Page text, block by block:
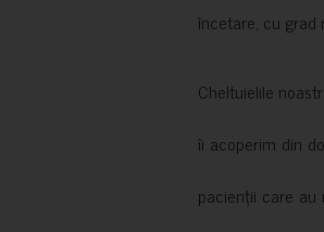
încetare, cu grad
Cheltuielile
îi acoperim din
pacienții care au